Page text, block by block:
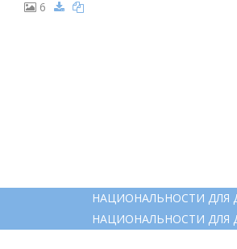
6
НАЦИОНАЛЬНОСТИ ДЛЯ
НАЦИОНАЛЬНОСТИ ДЛЯ